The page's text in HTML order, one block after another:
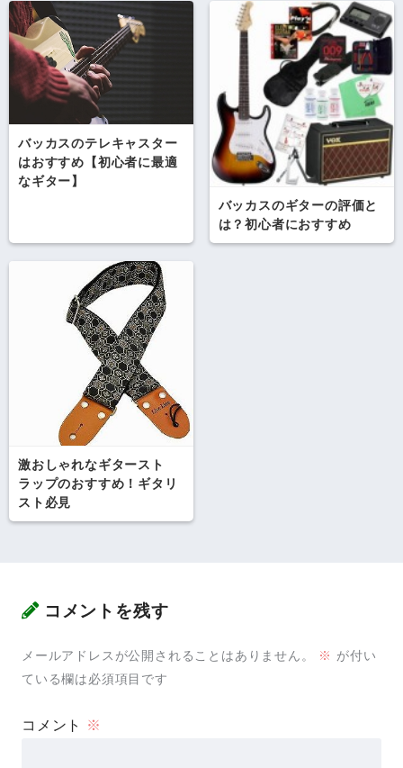
バッカスのテレキャスター
はおすすめ【初心者に最適
なギター】
バッカスのギターの評価と
は？初心者におすすめ
激おしゃれなギタースト
ラップのおすすめ！ギタリ
スト必見
コメントを残す
メールアドレスが公開されることはありません。 ※ が付い
ている欄は必須項目です
コメント ※